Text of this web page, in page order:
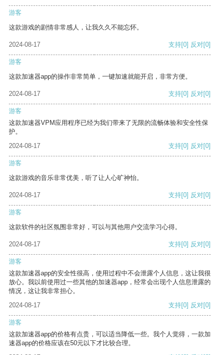
游客
这款游戏的剧情非常感人，让我久久不能忘怀。
2024-08-17 支持[0] 反对[0]
游客
这款加速器app的操作非常简单，一键加速就能开启，非常方便。
2024-08-17 支持[0] 反对[0]
游客
这款加速器VPM应用程序已经为我们带来了无限的流畅体验和安全性保
护。
2024-08-17
支持[0] 反对[0]
游客
这款游戏的音乐非常优美，听了让人心旷神怡。
2024-08-17 支持[0] 反对[0]
游客
这款软件的社区氛围非常好，可以与其他用户交流学习心得。
2024-08-17 支持[0] 反对[0]
游客
这款加速器app的安全性很高，使用过程中不会泄露个人信息，这让我很
放心。我以前使用过一些其他的加速器app，经常会出现个人信息泄露的
情况，这让我非常担心。
2024-08-17
支持[0] 反对[0]
游客
这款加速器app的价格有点贵，可以适当降低一些。我个人觉得，一款加
速器app的价格应该在50元以下才比较合理。